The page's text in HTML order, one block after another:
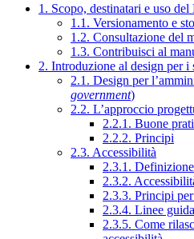
1. Scopo, destinatari e uso
1.1. Versionamento e
1.2. Consultazione del
1.3. Contribuisci al
2. Introduzione al design per
2.1. Design per
government)
2.2. L’approccio
2.2.1. Buone
2.2.2. Principi
2.3. Accessibilità
2.3.1. Definizione
2.3.2.
2.3.3. Principi
2.3.4. Linee
2.3.5. Come